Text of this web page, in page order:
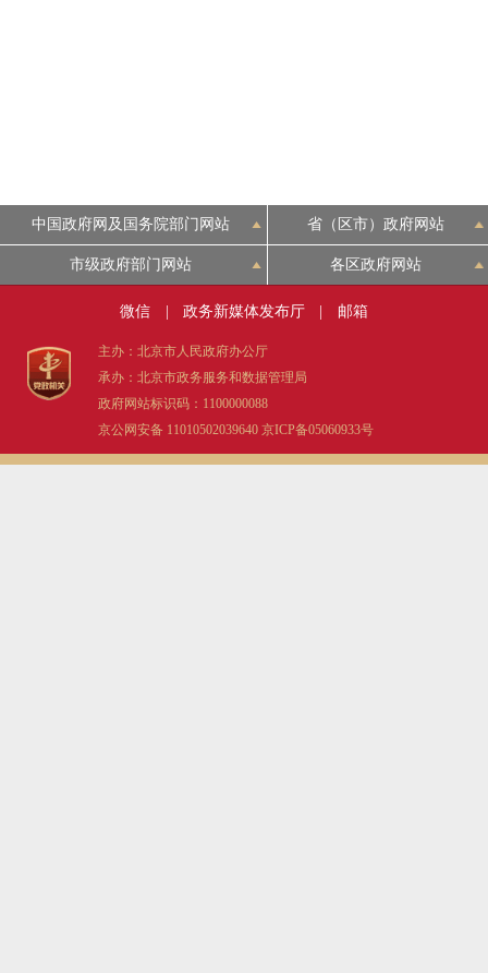
中国政府网及国务院部门网站 省（区市）政府网站
市级政府部门网站 各区政府网站
微信 政务新媒体发布厅 邮箱
主办：北京市人民政府办公厅
承办：北京市政务服务和数据管理局
政府网站标识码：1100000088
京公网安备 11010502039640 京ICP备05060933号